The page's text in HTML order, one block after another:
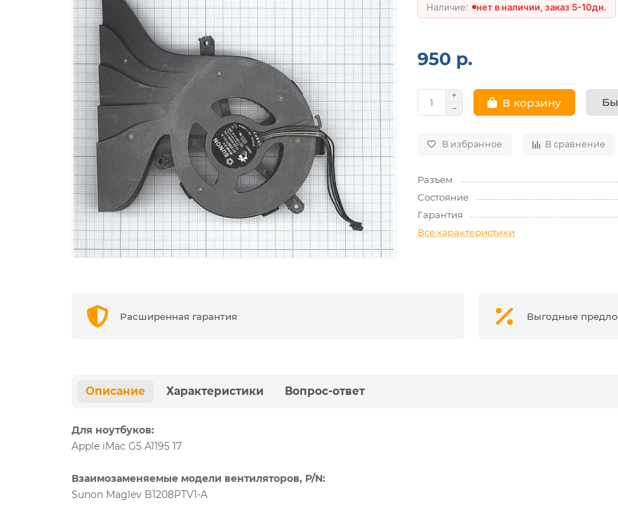
нет в наличии, заказ 5-10дн.
950 р.
В корзину
В избранное В сравнение
Разъем
Состояние
Гарантия
Все характеристики
Расширенная гарантия Выгодные
Описание Характеристики Вопрос-ответ
Для ноутбуков:
Apple iMac G5 A1195 17
Взаимозаменяемые модели вентиляторов, P/N:
Sunon Maglev B1208PTV1-A